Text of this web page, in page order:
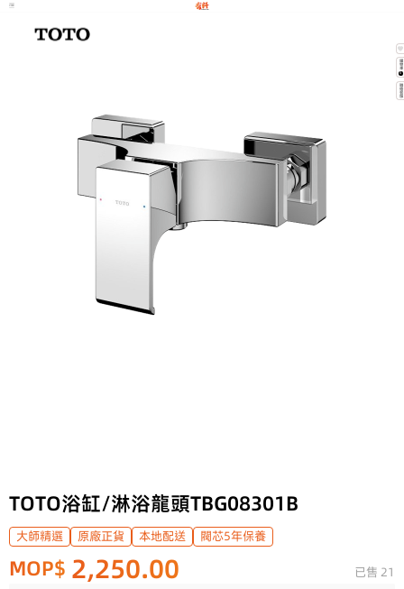
購物車
0
聯絡客服
TOTO浴缸/淋浴龍頭TBG08301B
大師精選 原廠正貨 本地配送 閥芯5年保養
MOP$ 2,250.00 已售 21